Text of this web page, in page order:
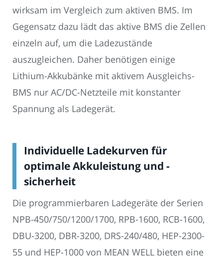
wirksam im Vergleich zum aktiven BMS. Im
Gegensatz dazu lädt das aktive BMS die Zellen
einzeln auf, um die Ladezustände
auszugleichen. Daher benötigen einige
Lithium-Akkubänke mit aktivem Ausgleichs-
BMS nur AC/DC-Netzteile mit konstanter
Spannung als Ladegerät.
Individuelle Ladekurven für
optimale Akkuleistung und -
sicherheit
Die programmierbaren Ladegeräte der Serien
NPB-450/750/1200/1700, RPB-1600, RCB-1600,
DBU-3200, DBR-3200, DRS-240/480, HEP-2300-
55 und HEP-1000 von MEAN WELL bieten eine